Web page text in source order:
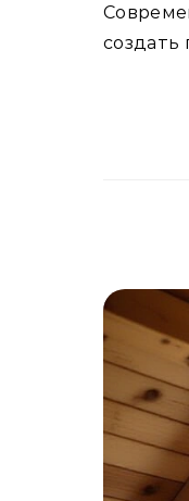
создать